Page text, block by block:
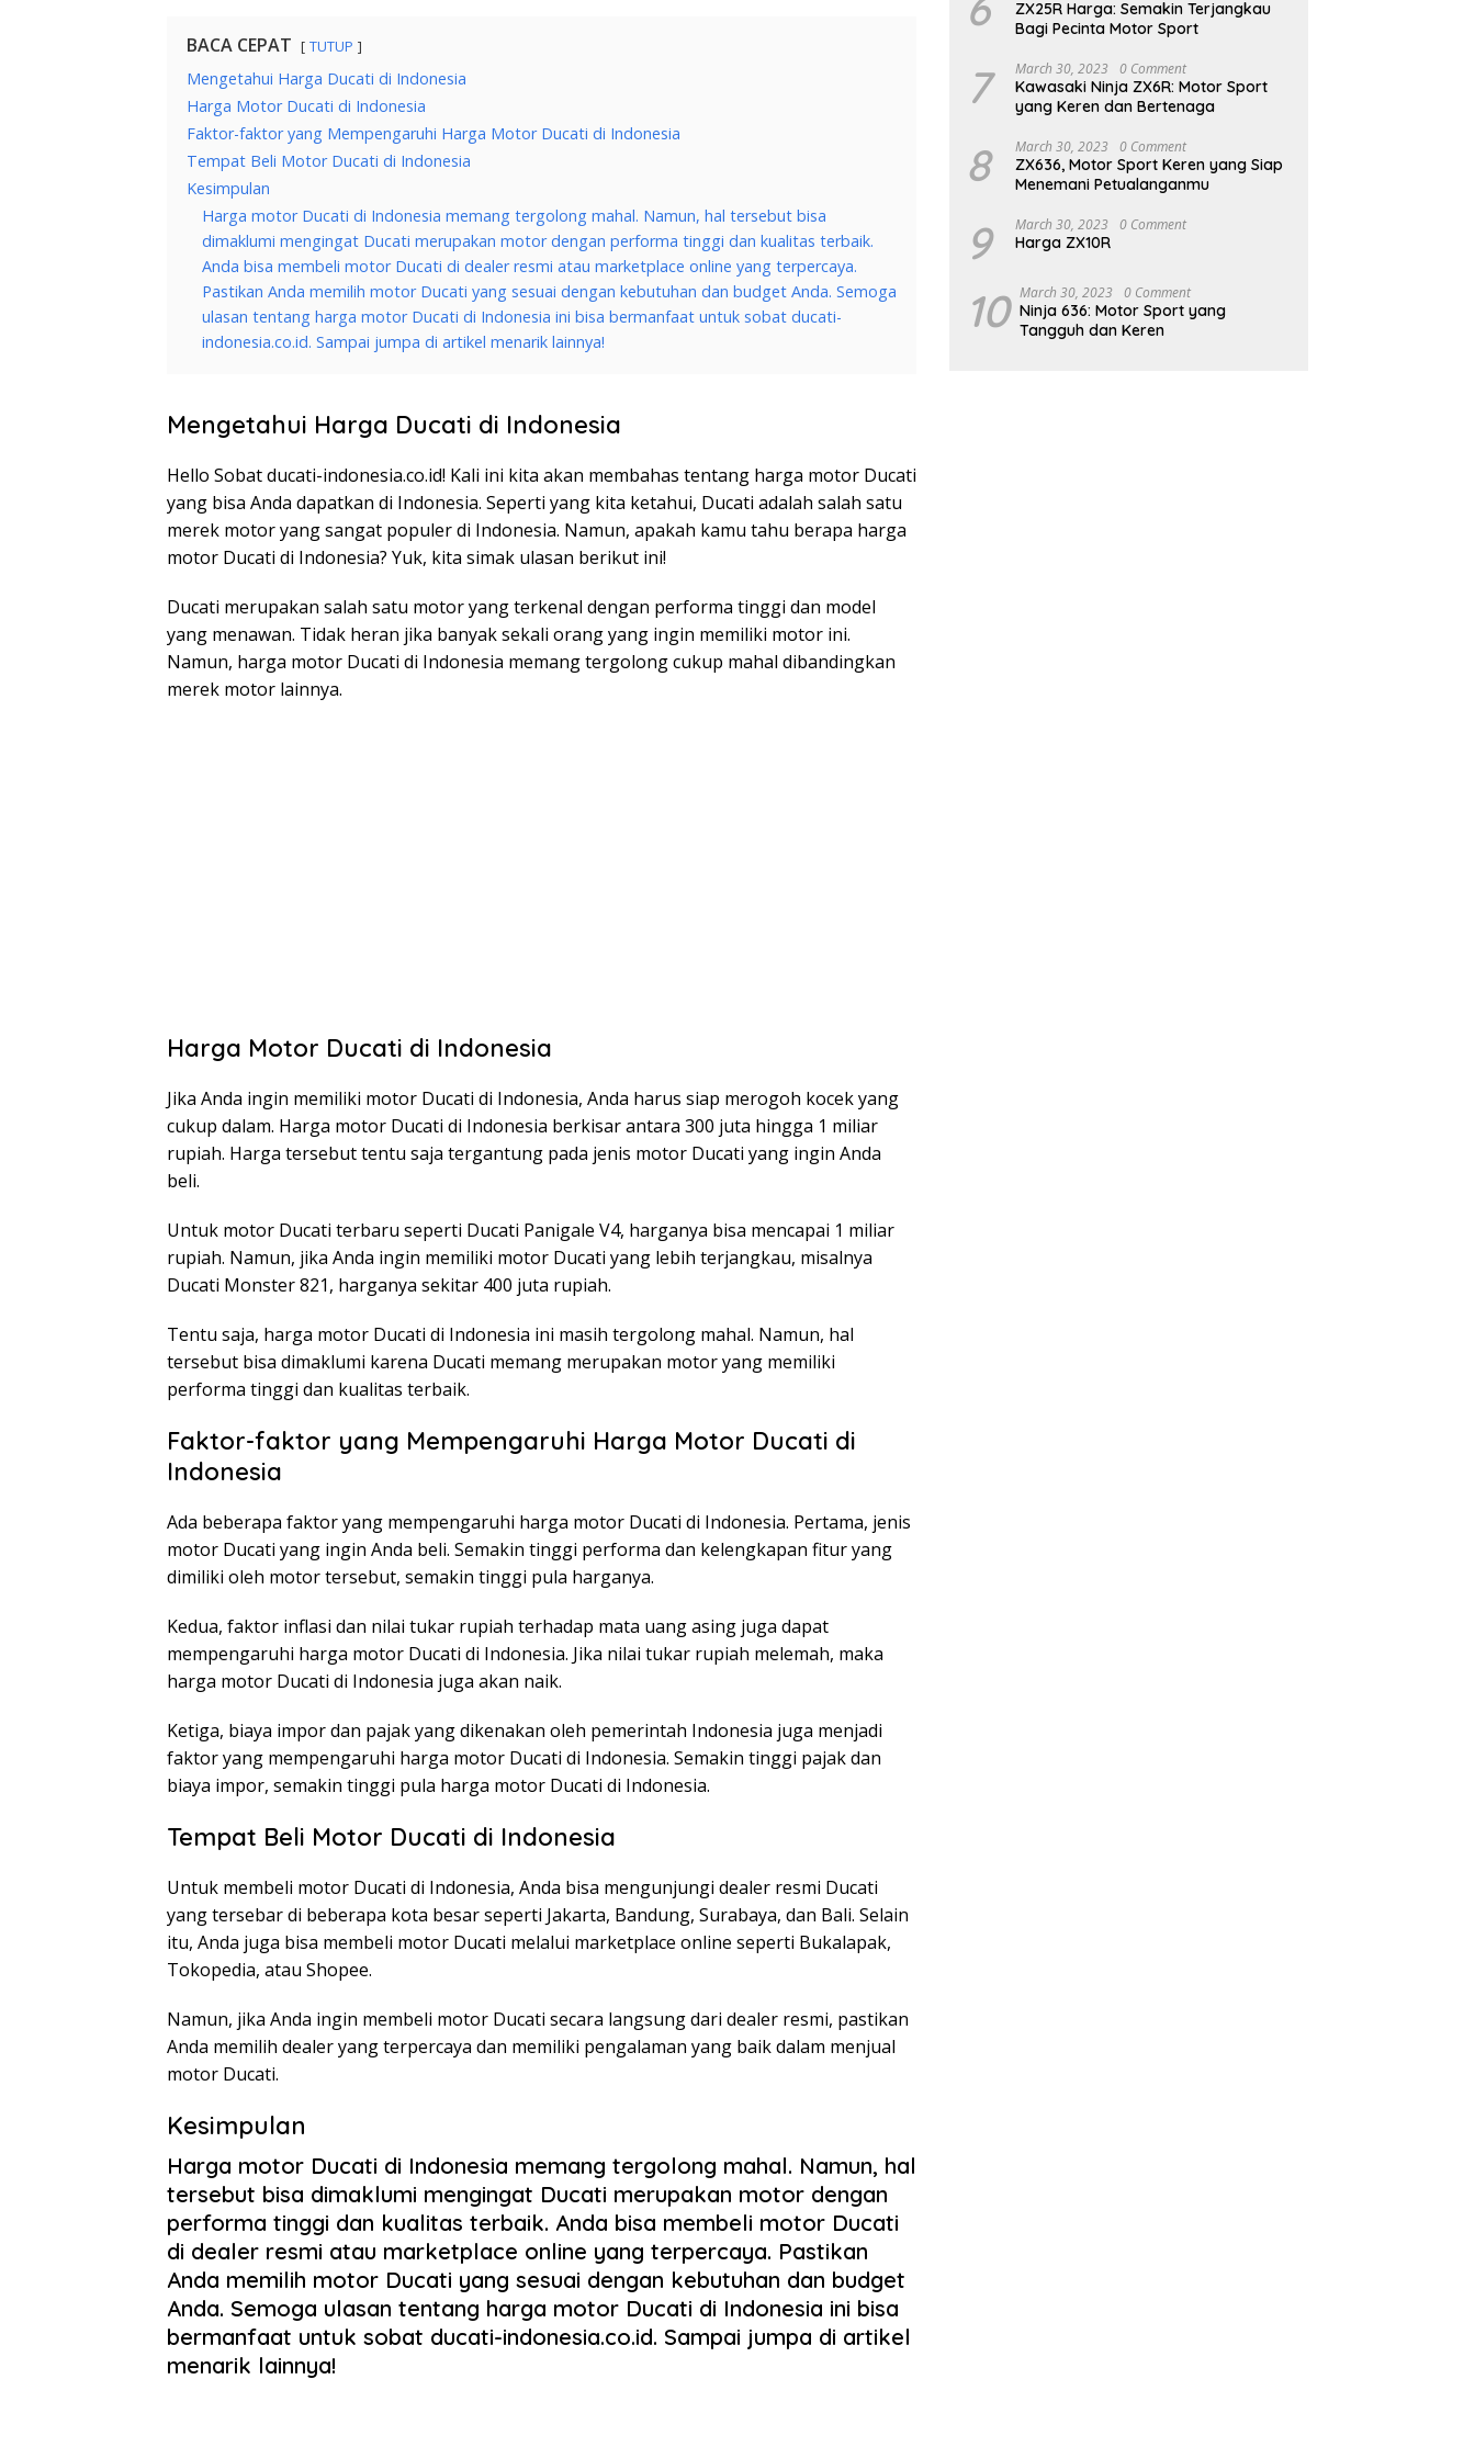
BACA CEPAT TUTUP
Mengetahui Harga Ducati di Indonesia
Harga Motor Ducati di Indonesia
Faktor-faktor yang Mempengaruhi Harga Motor Ducati di Indonesia
Tempat Beli Motor Ducati di Indonesia
Kesimpulan
Harga motor Ducati di Indonesia memang tergolong mahal. Namun, hal tersebut bisa
dimaklumi mengingat Ducati merupakan motor dengan performa tinggi dan kualitas terbaik.
Anda bisa membeli motor Ducati di dealer resmi atau marketplace online yang terpercaya.
Pastikan Anda memilih motor Ducati yang sesuai dengan kebutuhan dan budget Anda. Semoga
ulasan tentang harga motor Ducati di Indonesia ini bisa bermanfaat untuk sobat ducati-
indonesia.co.id. Sampai jumpa di artikel menarik lainnya!
Mengetahui Harga Ducati di Indonesia
Hello Sobat ducati-indonesia.co.id! Kali ini kita akan membahas tentang harga motor Ducati
yang bisa Anda dapatkan di Indonesia. Seperti yang kita ketahui, Ducati adalah salah satu
merek motor yang sangat populer di Indonesia. Namun, apakah kamu tahu berapa harga
motor Ducati di Indonesia? Yuk, kita simak ulasan berikut ini!
Ducati merupakan salah satu motor yang terkenal dengan performa tinggi dan model
yang menawan. Tidak heran jika banyak sekali orang yang ingin memiliki motor ini.
Namun, harga motor Ducati di Indonesia memang tergolong cukup mahal dibandingkan
merek motor lainnya.
Harga Motor Ducati di Indonesia
Jika Anda ingin memiliki motor Ducati di Indonesia, Anda harus siap merogoh kocek yang
cukup dalam. Harga motor Ducati di Indonesia berkisar antara 300 juta hingga 1 miliar
rupiah. Harga tersebut tentu saja tergantung pada jenis motor Ducati yang ingin Anda
beli.
Untuk motor Ducati terbaru seperti Ducati Panigale V4, harganya bisa mencapai 1 miliar
rupiah. Namun, jika Anda ingin memiliki motor Ducati yang lebih terjangkau, misalnya
Ducati Monster 821, harganya sekitar 400 juta rupiah.
Tentu saja, harga motor Ducati di Indonesia ini masih tergolong mahal. Namun, hal
tersebut bisa dimaklumi karena Ducati memang merupakan motor yang memiliki
performa tinggi dan kualitas terbaik.
Faktor-faktor yang Mempengaruhi Harga Motor Ducati di
Indonesia
Ada beberapa faktor yang mempengaruhi harga motor Ducati di Indonesia. Pertama, jenis
motor Ducati yang ingin Anda beli. Semakin tinggi performa dan kelengkapan fitur yang
dimiliki oleh motor tersebut, semakin tinggi pula harganya.
Kedua, faktor inflasi dan nilai tukar rupiah terhadap mata uang asing juga dapat
mempengaruhi harga motor Ducati di Indonesia. Jika nilai tukar rupiah melemah, maka
harga motor Ducati di Indonesia juga akan naik.
Ketiga, biaya impor dan pajak yang dikenakan oleh pemerintah Indonesia juga menjadi
faktor yang mempengaruhi harga motor Ducati di Indonesia. Semakin tinggi pajak dan
biaya impor, semakin tinggi pula harga motor Ducati di Indonesia.
Tempat Beli Motor Ducati di Indonesia
Untuk membeli motor Ducati di Indonesia, Anda bisa mengunjungi dealer resmi Ducati
yang tersebar di beberapa kota besar seperti Jakarta, Bandung, Surabaya, dan Bali. Selain
itu, Anda juga bisa membeli motor Ducati melalui marketplace online seperti Bukalapak,
Tokopedia, atau Shopee.
Namun, jika Anda ingin membeli motor Ducati secara langsung dari dealer resmi, pastikan
Anda memilih dealer yang terpercaya dan memiliki pengalaman yang baik dalam menjual
motor Ducati.
Kesimpulan
Harga motor Ducati di Indonesia memang tergolong mahal. Namun, hal
tersebut bisa dimaklumi mengingat Ducati merupakan motor dengan
performa tinggi dan kualitas terbaik. Anda bisa membeli motor Ducati
di dealer resmi atau marketplace online yang terpercaya. Pastikan
Anda memilih motor Ducati yang sesuai dengan kebutuhan dan budget
Anda. Semoga ulasan tentang harga motor Ducati di Indonesia ini bisa
bermanfaat untuk sobat ducati-indonesia.co.id. Sampai jumpa di artikel
menarik lainnya!
ZX25R Harga: Semakin Terjangkau
Bagi Pecinta Motor Sport
7 March 30, 2023 0 Comment
Kawasaki Ninja ZX6R: Motor Sport
yang Keren dan Bertenaga
8 March 30, 2023 0 Comment
ZX636, Motor Sport Keren yang Siap
Menemani Petualanganmu
9 March 30, 2023 0 Comment
Harga ZX10R
10 March 30, 2023 0 Comment
Ninja 636: Motor Sport yang
Tangguh dan Keren